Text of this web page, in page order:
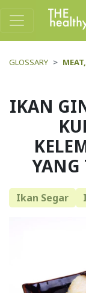
GLOSSARY
IKAN
YANG
Ikan Segar